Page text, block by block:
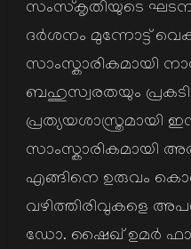
സംസ്കൃതിയുടെ
ദര്‍ശനം മുന്നോട്ട്
സാംസ്കാരികമായി
ബഹുസ്വരതയും
പ്രത്യയശാസ്ത്രമായി
സാംസ്കാരികമായി
എങ്ങിനെ ഉരുവം
വഴിത്തിരിവുകളെ
ഡോ. ഷൈഖ് ഉമര്‍